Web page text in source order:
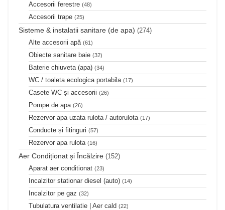
Accesorii ferestre (48)
Accesorii trape (25)
Sisteme & instalatii sanitare (de apa) (274)
Alte accesorii apă (61)
Obiecte sanitare baie (32)
Baterie chiuveta (apa) (34)
WC / toaleta ecologica portabila (17)
Casete WC și accesorii (26)
Pompe de apa (26)
Rezervor apa uzata rulota / autorulota (17)
Conducte și fitinguri (57)
Rezervor apa rulota (16)
Aer Condiționat și Încălzire (152)
Aparat aer conditionat (23)
Incalzitor stationar diesel (auto) (14)
Incalzitor pe gaz (32)
Tubulatura ventilatie | Aer cald (22)